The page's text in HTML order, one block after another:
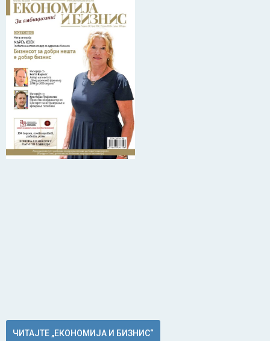
ЧИТАЈТЕ „ЕКОНОМИЈА И БИЗНИС“